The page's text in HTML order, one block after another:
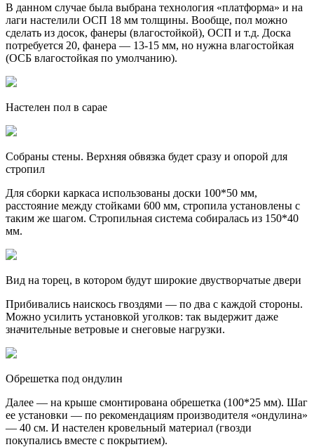
В данном случае была выбрана технология «платформа» и на
лаги настелили ОСП 18 мм толщины. Вообще, пол можно
сделать из досок, фанеры (влагостойкой), ОСП и т.д. Доска
потребуется 20, фанера — 13-15 мм, но нужна влагостойкая
(ОСБ влагостойкая по умолчанию).
Настелен пол в сарае
Собраны стены. Верхняя обвязка будет сразу и опорой для
стропил
Для сборки каркаса использованы доски 100*50 мм,
расстояние между стойками 600 мм, стропила установлены с
таким же шагом. Стропильная система собиралась из 150*40
мм.
Вид на торец, в котором будут широкие двустворчатые двери
Прибивались наискось гвоздями — по два с каждой стороны.
Можно усилить установкой уголков: так выдержит даже
значительные ветровые и снеговые нагрузки.
Обрешетка под ондулин
Далее — на крыше смонтирована обрешетка (100*25 мм). Шаг
ее установки — по рекомендациям производителя «ондулина»
— 40 см. И настелен кровельный материал (гвозди
покупались вместе с покрытием).